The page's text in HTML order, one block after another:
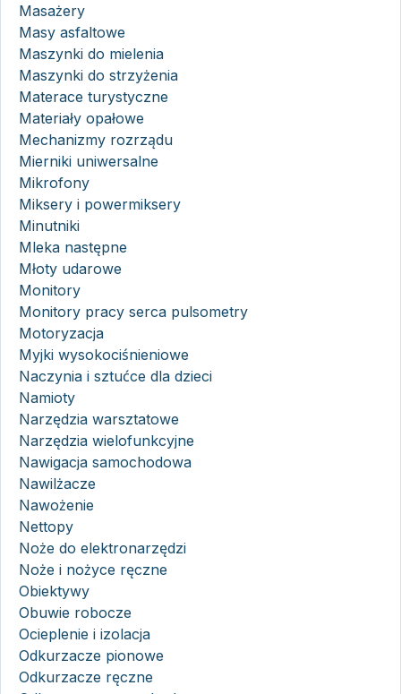
Masażery
Masy asfaltowe
Maszynki do mielenia
Maszynki do strzyżenia
Materace turystyczne
Materiały opałowe
Mechanizmy rozrządu
Mierniki uniwersalne
Mikrofony
Miksery i powermiksery
Minutniki
Mleka następne
Młoty udarowe
Monitory
Monitory pracy serca pulsometry
Motoryzacja
Myjki wysokociśnieniowe
Naczynia i sztućce dla dzieci
Namioty
Narzędzia warsztatowe
Narzędzia wielofunkcyjne
Nawigacja samochodowa
Nawilżacze
Nawożenie
Nettopy
Noże do elektronarzędzi
Noże i nożyce ręczne
Obiektywy
Obuwie robocze
Ocieplenie i izolacja
Odkurzacze pionowe
Odkurzacze ręczne